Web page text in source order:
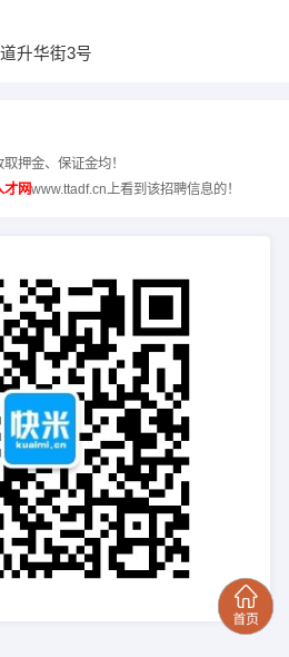
升华街3号
押金、保证金均！
才网www.ttadf.cn上看到该招聘信息的！